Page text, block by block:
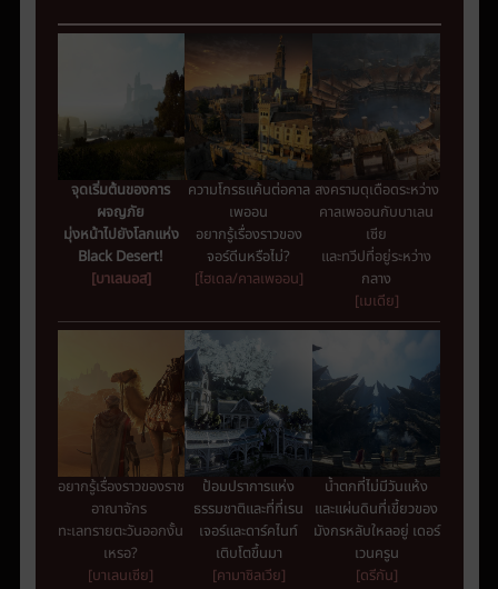
จุดเริ่มต้นของการ
ผจญภัย
มุ่งหน้าไปยังโลกแห่ง
Black Desert!
[บาเลนอส]
ความโกรธแค้นต่อคาล
เพออน
อยากรู้เรื่องราวของ
จอร์ดีนหรือไม่?
[ไฮเดล/คาลเพออน]
สงครามดุเดือดระหว่าง
คาลเพออนกับบาเลน
เซีย
และทวีปที่อยู่ระหว่าง
กลาง
[เมเดีย]
อยากรู้เรื่องราวของราช
อาณาจักร
ทะเลทรายตะวันออกงั้น
เหรอ?
[บาเลนเซีย]
ป้อมปราการแห่ง
ธรรมชาติและที่ที่เรน
เจอร์และดาร์คไนท์
เติบโตขึ้นมา
[คามาซิลเวีย]
น้ำตกที่ไม่มีวันแห้ง
และแผ่นดินที่เขี้ยวของ
มังกรหลับใหลอยู่ เดอร์
เวนครูน
[ดรีกัน]